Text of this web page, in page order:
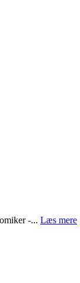
-... Læs mere